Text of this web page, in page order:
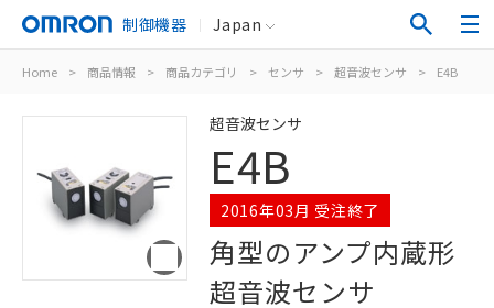
制御機器 Japan
Home > 商品情報 > 商品カテゴリ > センサ > 超音波センサ > E4B
超音波センサ
E4B
2016年03月 受注終了
角型のアンプ内蔵形
超音波センサ